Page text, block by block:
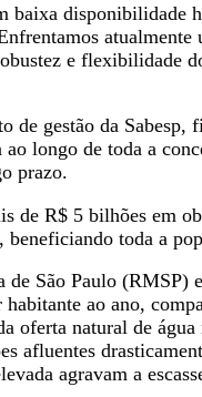
baixa disponibilidade
e flexibilidade
de gestão da
longo de toda a
prazo.
de R$ 5 bilhões em
beneficiando toda a
São Paulo (RMSP)
ao ano,
oferta natural de
afluentes
agravam a